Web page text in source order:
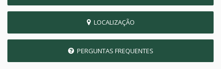
LOCALIZAÇÃO
PERGUNTAS FREQUENTES